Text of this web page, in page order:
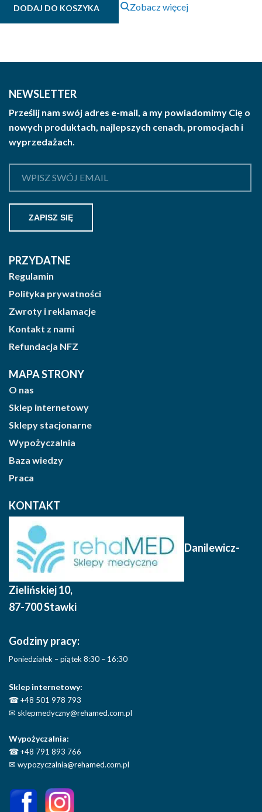
DODAJ DO KOSZYKA Zobacz więcej
NEWSLETTER
Prześlij nam swój adres e-mail, a my powiadomimy Cię o
nowych produktach, najlepszych cenach, promocjach i
wyprzedażach.
PRZYDATNE
Regulamin
Polityka prywatności
Zwroty i reklamacje
Kontakt z nami
Refundacja NFZ
MAPA STRONY
O nas
Sklep internetowy
Sklepy stacjonarne
Wypożyczalnia
Baza wiedzy
Praca
KONTAKT
Danilewicz-
Zielińskiej 10,
87-700 Stawki
Godziny pracy:
Poniedziałek – piątek 8:30 – 16:30
Sklep internetowy:
☎+48 501 978 793
✉ sklepmedyczny@rehamed.com.pl
Wypożyczalnia:
☎+48 791 893 766
✉ wypozyczalnia@rehamed.com.pl